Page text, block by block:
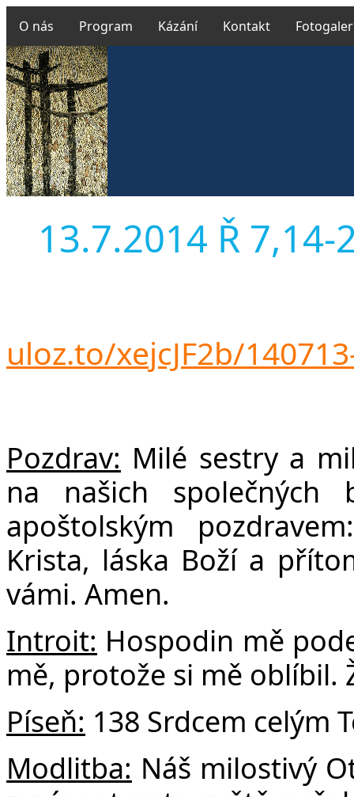
O nás Program Kázání Kontakt
13.7.2014 Ř
uloz.to/xejcJF2b/
Pozdrav: Milé sestry a
na našich společných
apoštolským
Krista, láska Boží a
vámi. Amen.
Introit: Hospodin mě
mě, protože si mě oblíbil.
Píseň: 138 Srdcem celým
Modlitba: Náš milostivý